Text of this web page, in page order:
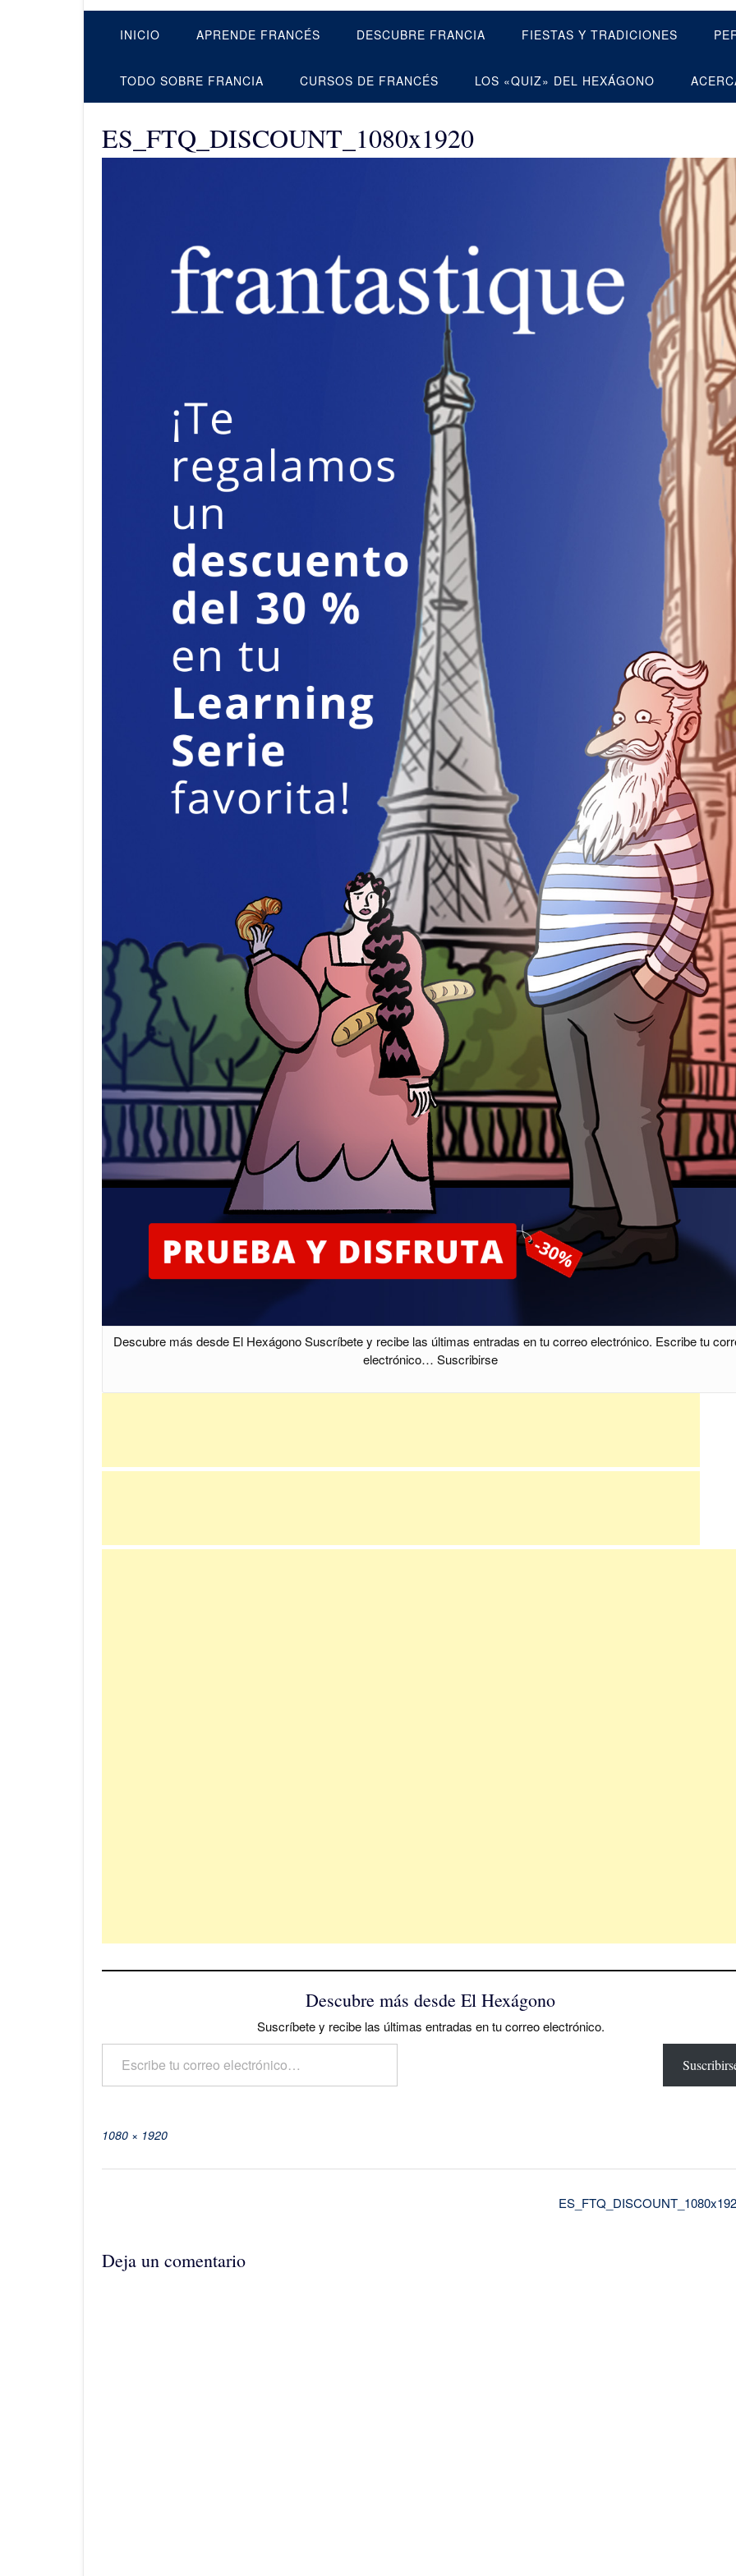
INICIO APRENDE FRANCÉS DESCUBRE FRANCIA FIESTAS Y TRADICIONES
TODO SOBRE FRANCIA CURSOS DE FRANCÉS LOS «QUIZ» DEL HEXÁGONO
ES_FTQ_DISCOUNT_1080x1920
Descubre más desde El Hexágono Suscríbete y recibe las últimas entradas en tu correo electrónico. Escribe tu
electrónico… Suscribirse
Descubre más desde El Hexágono
Suscríbete y recibe las últimas entradas en tu correo electrónico.
Escribe tu correo electrónico…
Tamaño
1080 × 1920
entrada
Deja un comentario